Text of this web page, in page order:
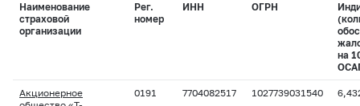
Наименование
страховой
организации
Рег.
номер
ИНН ОГРН
на
Акционерное
0191 7704082517 1027739031540